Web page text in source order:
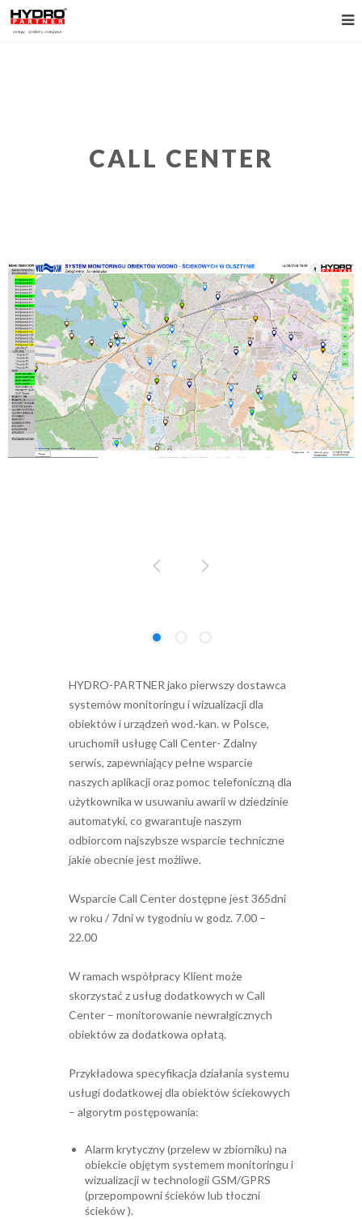
CALL CENTER
HYDRO-PARTNER jako pierwszy dostawca
systemów monitoringu i wizualizacji dla
obiektów i urządzeń wod.-kan. w Polsce,
uruchomił usługę Call Center- Zdalny
serwis, zapewniający pełne wsparcie
naszych aplikacji oraz pomoc telefoniczną dla
użytkownika w usuwaniu awarii w dziedzinie
automatyki, co gwarantuje naszym
odbiorcom najszybsze wsparcie techniczne
jakie obecnie jest możliwe.
Wsparcie Call Center dostępne jest 365dni
w roku / 7dni w tygodniu w godz. 7.00 –
22.00
W ramach współpracy Klient może
skorzystać z usług dodatkowych w Call
Center – monitorowanie newralgicznych
obiektów za dodatkowa opłatą.
Przykładowa specyfikacja działania systemu
usługi dodatkowej dla obiektów ściekowych
– algorytm postępowania:
Alarm krytyczny (przelew w zbiorniku) na
obiekcie objętym systemem monitoringu i
wizualizacji w technologii GSM/GPRS
(przepompowni ścieków lub tłoczni
ścieków ).